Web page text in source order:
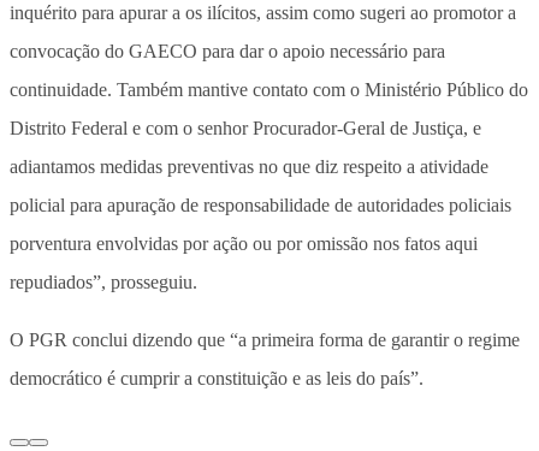
inquérito para apurar a os ilícitos, assim como sugeri ao promotor a
convocação do GAECO para dar o apoio necessário para
continuidade. Também mantive contato com o Ministério Público do
Distrito Federal e com o senhor Procurador-Geral de Justiça, e
adiantamos medidas preventivas no que diz respeito a atividade
policial para apuração de responsabilidade de autoridades policiais
porventura envolvidas por ação ou por omissão nos fatos aqui
repudiados”, prosseguiu.
O PGR conclui dizendo que “a primeira forma de garantir o regime
democrático é cumprir a constituição e as leis do país”.